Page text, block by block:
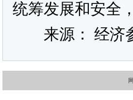
统筹发展和安全
来源： 经济